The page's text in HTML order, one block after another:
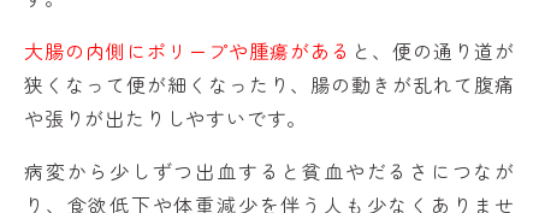
大腸の内側にポリープや腫瘍がある と、便の通り道が
狭くなって便が細くなったり、腸の動きが乱れて腹痛
や張りが出たりしやすいです。
病変から少しずつ出血すると貧血やだるさにつなが
り、食欲低下や体重減少を伴う人も少なくありませ